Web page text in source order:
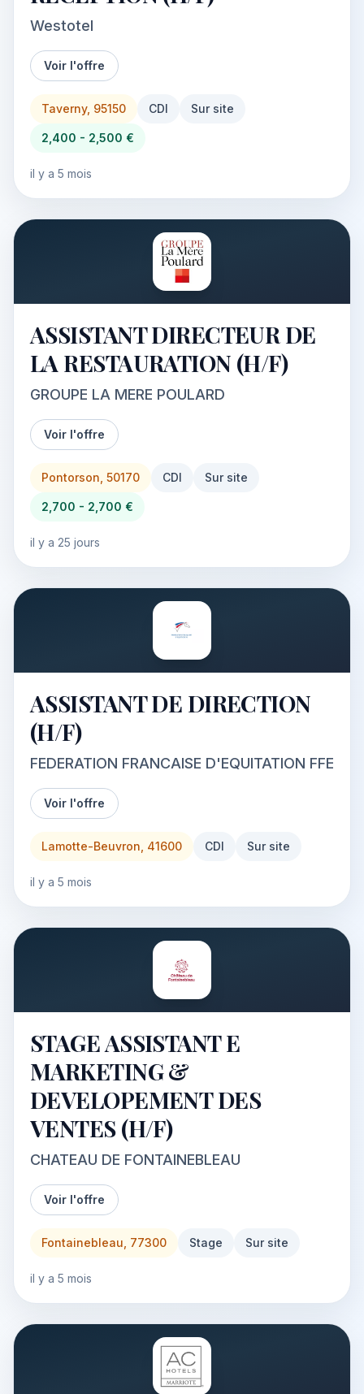
Westotel
Voir l'offre
Taverny, 95150 CDI Sur site
2,400 - 2,500 €
il y a 5 mois
ASSISTANT DIRECTEUR DE
LA RESTAURATION (H/F)
GROUPE LA MERE POULARD
Voir l'offre
Pontorson, 50170 CDI Sur site
2,700 - 2,700 €
il y a 25 jours
ASSISTANT DE DIRECTION
(H/F)
FEDERATION FRANCAISE D'EQUITATION FFE
Voir l'offre
Lamotte-Beuvron, 41600 CDI Sur site
il y a 5 mois
STAGE ASSISTANT E
MARKETING &
DEVELOPEMENT DES
VENTES (H/F)
CHATEAU DE FONTAINEBLEAU
Voir l'offre
Fontainebleau, 77300 Stage Sur site
il y a 5 mois